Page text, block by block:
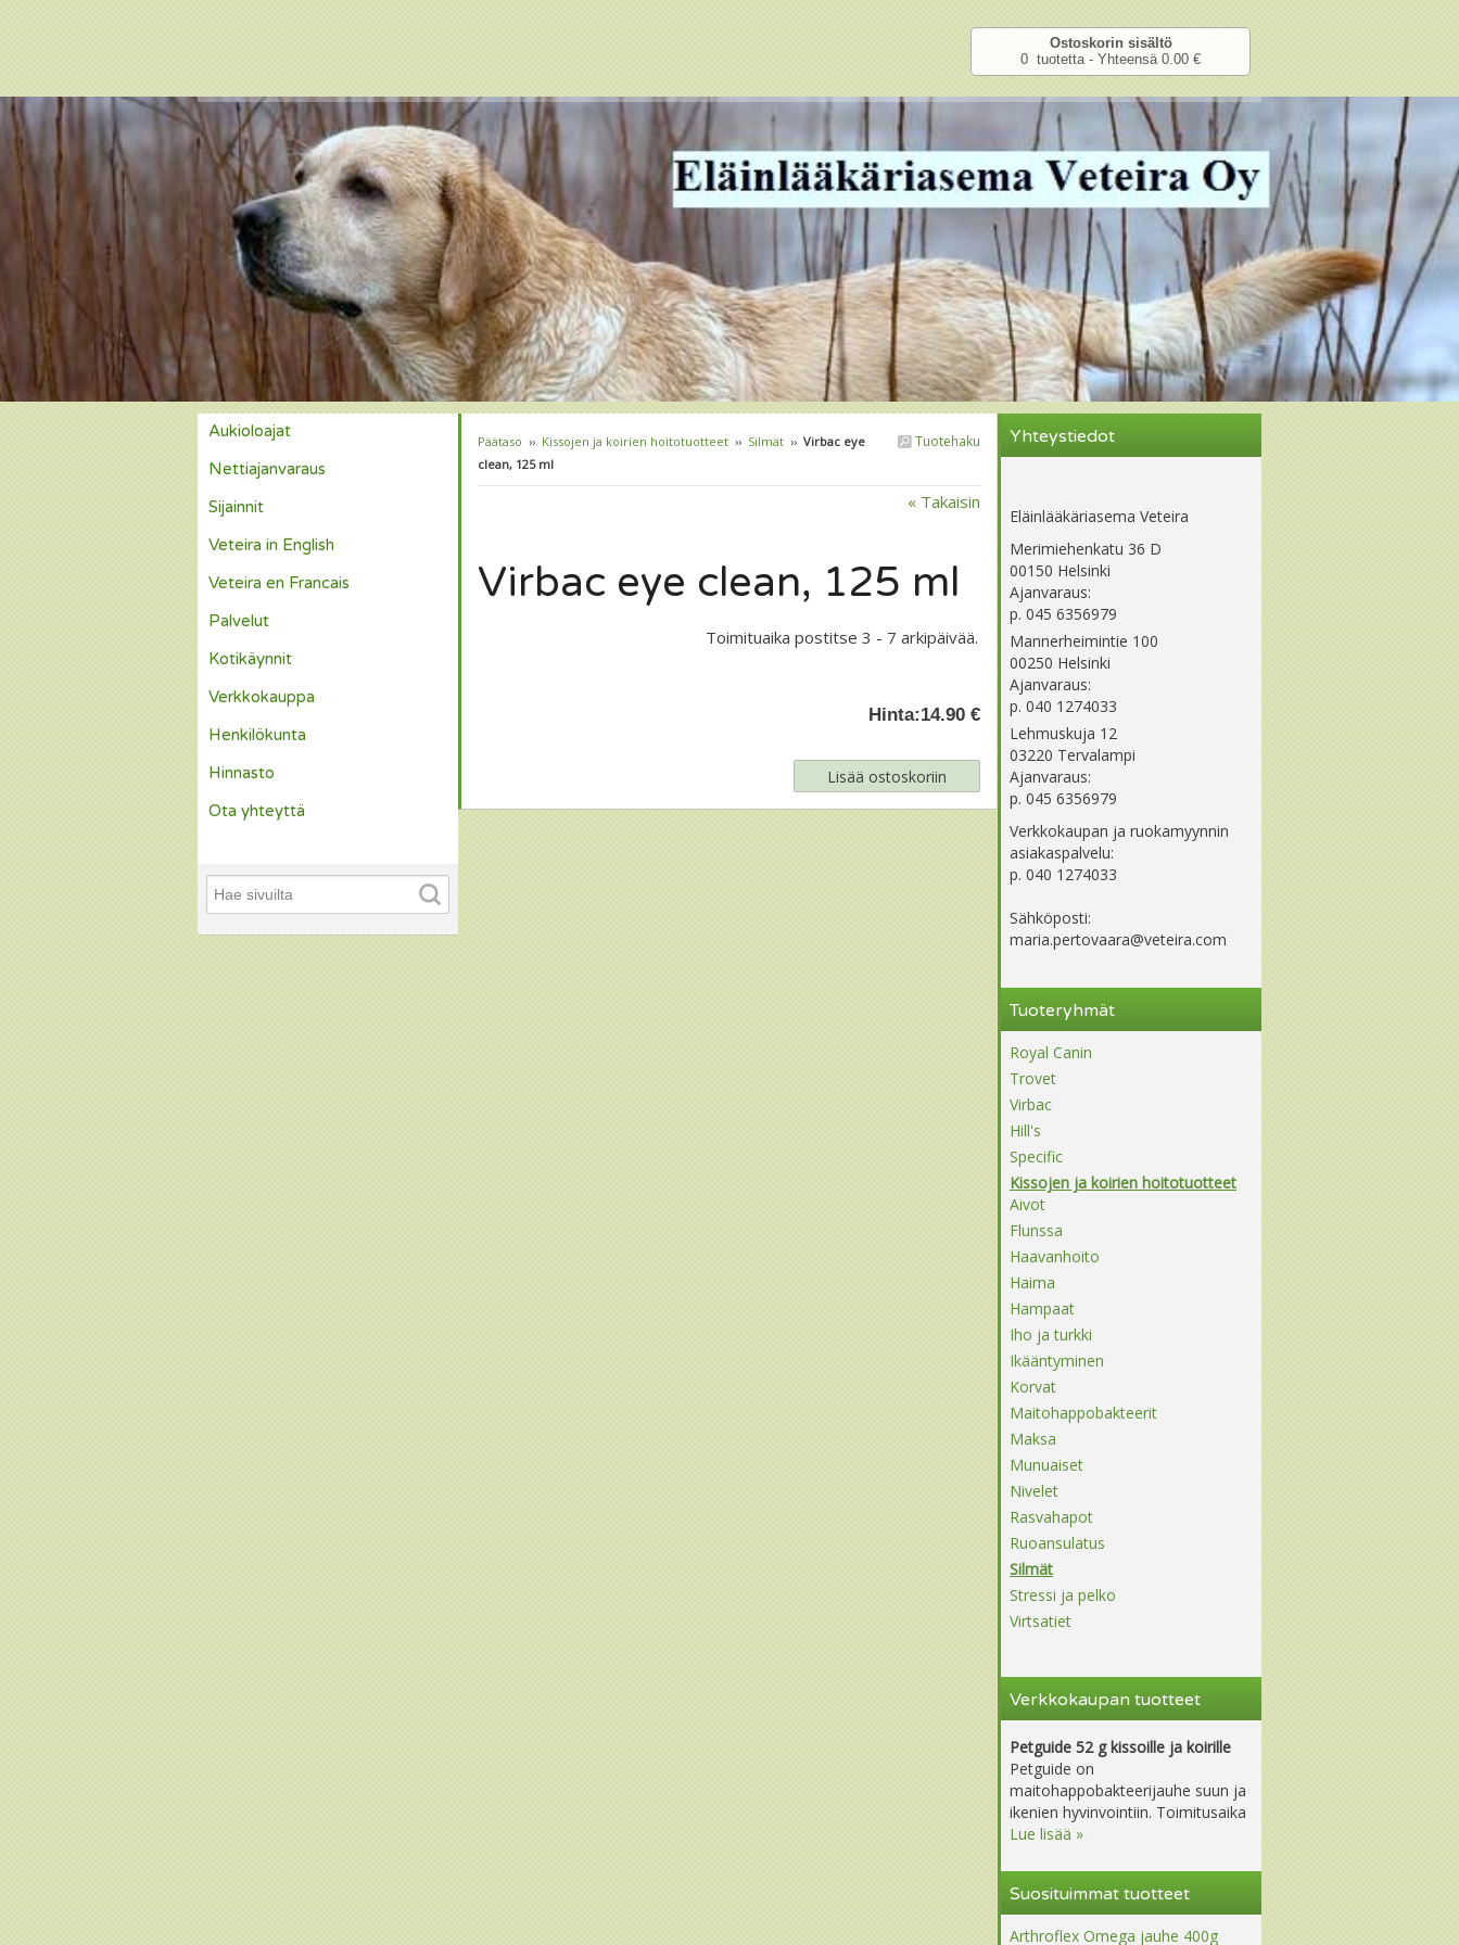
Ostoskorin sisältö
0 tuotetta - Yhteensä 0.00 €
Tuotehaku
Päätaso ›› Kissojen ja koirien hoitotuotteet ›› Silmät ›› Virbac eye
clean, 125 ml
« Takaisin
Virbac eye clean, 125 ml
Toimituaika postitse 3 - 7 arkipäivää.
Hinta:14.90 €
Aukioloajat
Nettiajanvaraus
Sijainnit
Veteira in English
Veteira en Francais
Palvelut
Kotikäynnit
Verkkokauppa
Henkilökunta
Hinnasto
Ota yhteyttä
Yhteystiedot
Eläinlääkäriasema Veteira
Merimiehenkatu 36 D
00150 Helsinki
Ajanvaraus:
p. 045 6356979
Mannerheimintie 100
00250 Helsinki
Ajanvaraus:
p. 040 1274033
Lehmuskuja 12
03220 Tervalampi
Ajanvaraus:
p. 045 6356979
Verkkokaupan ja ruokamyynnin
asiakaspalvelu:
p. 040 1274033
Sähköposti:
maria.pertovaara@veteira.com
Tuoteryhmät
Royal Canin
Trovet
Virbac
Hill's
Specific
Kissojen ja koirien hoitotuotteet
Aivot
Flunssa
Haavanhoito
Haima
Hampaat
Iho ja turkki
Ikääntyminen
Korvat
Maitohappobakteerit
Maksa
Munuaiset
Nivelet
Rasvahapot
Ruoansulatus
Silmät
Stressi ja pelko
Virtsatiet
Verkkokaupan tuotteet
Petguide 52 g kissoille ja koirille
Petguide on
maitohappobakteerijauhe suun ja
ikenien hyvinvointiin. Toimitusaika
Lue lisää »
Suosituimmat tuotteet
Arthroflex Omega jauhe 400g